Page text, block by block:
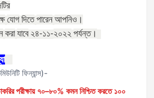
যোগ দিতে পারেন আপনিও।
করা যাবে ২৪-১১-২০২২ পর্যন্ত।
ফিন্যান্স)-
পরীক্ষায় ৭০–৮০% কমন নিশ্চিত করতে ১০০